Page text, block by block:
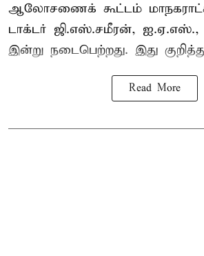
ஆலோசணைக் கூட்டம்
டாக்டர் ஜி.எஸ்.சமீரன்,
இன்று நடைபெற்றது. இது
Read More